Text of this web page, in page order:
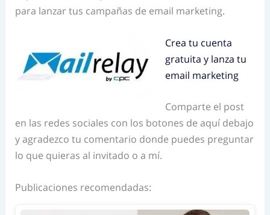
para lanzar tus campañas de email marketing.
Crea tu cuenta
gratuita y lanza tu
email marketing
Comparte el post
en las redes sociales con los botones de aquí debajo
y agradezco tu comentario donde puedes preguntar
lo que quieras al invitado o a mí.
Publicaciones recomendadas: